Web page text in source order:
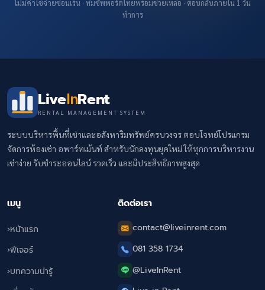
ไม่มีค่าใช้จ่ายซ่อนเร้น · ทีมซัพพอร์ตไทยพร้อมช่วยเหลือ · ตอบกลับภายใน 1 วัน
ทำการ
LiveInRent
RENTAL MANAGEMENT SYSTEM
ระบบบริหารพื้นที่เช่าและอสังหาริมทรัพย์ครบวงจร ตอบโจทย์โปรแกรม
จัดการห้องเช่า อพาร์ทเม้นท์ สำหรับนักลงทุนยุคใหม่ ให้ทุกการบริหารงาน
เช่าง่าย รับชำระออนไลน์ รวดเร็ว และมีประสิทธิภาพสูงสุด
เมนู
หน้าแรก
ฟีเจอร์
บทความน่ารู้
ติดต่อเรา
contact@liveinrent.com
081 358 1734
@LiveInRent